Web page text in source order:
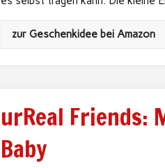
zur Geschenkidee bei Amazon
urReal Friends:
Baby